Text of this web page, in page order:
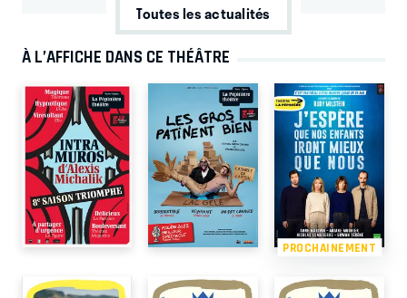
Toutes les actualités
À L’AFFICHE DANS CE THÉÂTRE
PROCHAINEMENT